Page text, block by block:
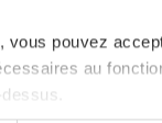
vous pouvez
au